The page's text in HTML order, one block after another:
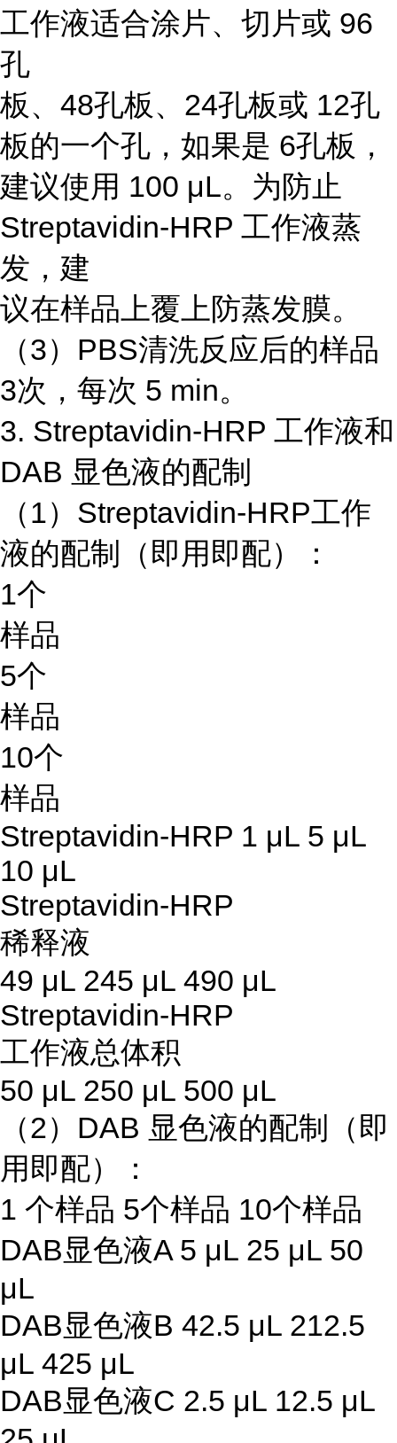
工作液适合涂片、切片或 96
孔
板、48孔板、24孔板或 12孔
板的一个孔，如果是 6孔板，
建议使用 100 μL。为防止
Streptavidin-HRP 工作液蒸
发，建
议在样品上覆上防蒸发膜。
（3）PBS清洗反应后的样品
3次，每次 5 min。
3. Streptavidin-HRP 工作液和
DAB 显色液的配制
（1）Streptavidin-HRP工作
液的配制（即用即配）：
1个
样品
5个
样品
10个
样品
Streptavidin-HRP 1 μL 5 μL
10 μL
Streptavidin-HRP
稀释液
49 μL 245 μL 490 μL
Streptavidin-HRP
工作液总体积
50 μL 250 μL 500 μL
（2）DAB 显色液的配制（即
用即配）：
1 个样品 5个样品 10个样品
DAB显色液A 5 μL 25 μL 50
μL
DAB显色液B 42.5 μL 212.5
μL 425 μL
DAB显色液C 2.5 μL 12.5 μL